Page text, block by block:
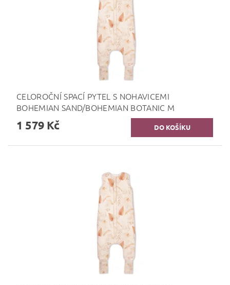
CELOROČNÍ SPACÍ PYTEL S NOHAVICEMI
BOHEMIAN SAND/BOHEMIAN BOTANIC M
1 579 Kč